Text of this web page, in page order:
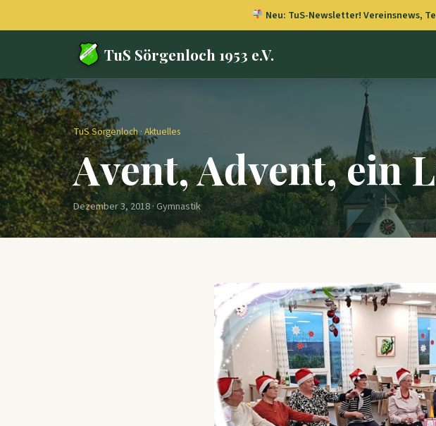
Neu: TuS-Newsletter! Vereinsnews,
TuS Sörgenloch 1953 e.V.
TuS Sörgenloch· Aktuelles
Avent, Advent, ein
Dezember 3, 2018 · Gymnastik